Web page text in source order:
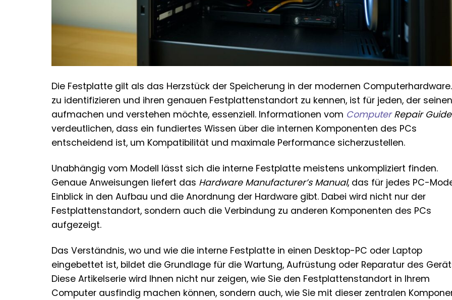
Die Festplatte gilt als das Herzstück der Speicherung in der modernen
zu identifizieren und ihren genauen Festplattenstandort zu kennen, ist für jeden, der
aufmachen und verstehen möchte, essenziell. Informationen vom ComputerRepair Guide
verdeutlichen, dass ein fundiertes Wissen über die internen Komponenten des PCs
entscheidend ist, um Kompatibilität und maximale Performance sicherzustellen.
Unabhängig vom Modell lässt sich die interne Festplatte meistens unkompliziert finden.
Genaue Anweisungen liefert das Hardware Manufacturer’s Manual, das für jedes PC-
Einblick in den Aufbau und die Anordnung der Hardware gibt. Dabei wird nicht nur der
Festplattenstandort, sondern auch die Verbindung zu anderen Komponenten des PCs
aufgezeigt.
Das Verständnis, wo und wie die interne Festplatte in einen Desktop-PC oder Laptop
eingebettet ist, bildet die Grundlage für die Wartung, Aufrüstung oder Reparatur des
Diese Artikelserie wird Ihnen nicht nur zeigen, wie Sie den Festplattenstandort in Ihrem
Computer ausfindig machen können, sondern auch, wie Sie mit dieser zentralen